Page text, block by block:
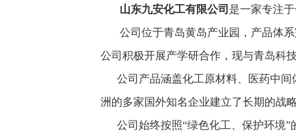
山东九安化工有限公司 是一家专注
公司位于青岛黄岛产业园，产品体系
公司积极开展产学研合作，现与青岛科
公司产品涵盖化工原材料、医药中间
洲的多家国外知名企业建立了长期的战略
公司始终按照“绿色化工、保护环境”